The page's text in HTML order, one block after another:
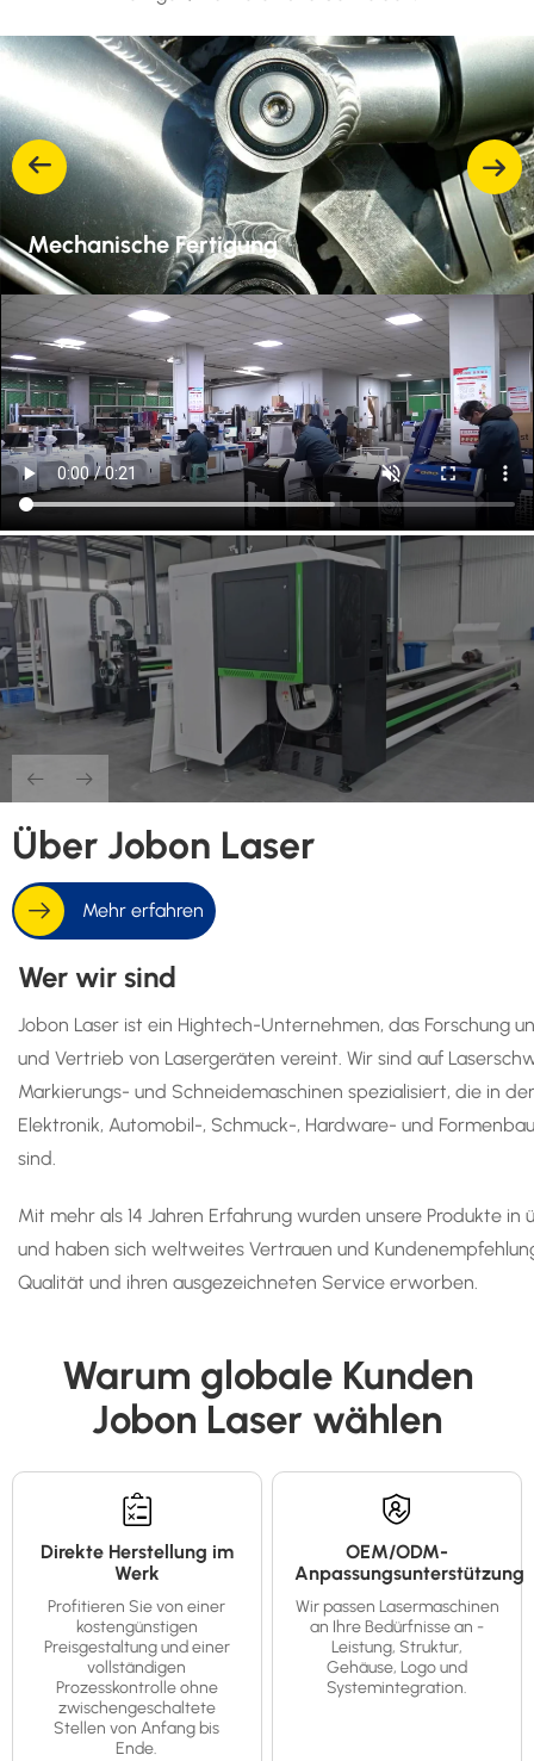
Mechanische Fertigung
Über Jobon Laser
Mehr erfahren
Wer wir sind
Jobon Laser ist ein Hightech-Unternehmen, das Forschung
und Vertrieb von Lasergeräten vereint. Wir sind auf
Markierungs- und Schneidemaschinen spezialisiert, die in
Elektronik, Automobil-, Schmuck-, Hardware- und
sind.
Mit mehr als 14 Jahren Erfahrung wurden unsere Produkte
und haben sich weltweites Vertrauen und
Qualität und ihren ausgezeichneten Service erworben.
Warum globale Kunden
Jobon Laser wählen
Direkte Herstellung im
Werk
Profitieren Sie von einer
kostengünstigen
Preisgestaltung und einer
vollständigen
Prozesskontrolle ohne
zwischengeschaltete
Stellen von Anfang bis
Ende.
OEM/ODM-
Anpassungsunterstützung
Wir passen Lasermaschinen
an Ihre Bedürfnisse an -
Leistung, Struktur,
Gehäuse, Logo und
Systemintegration.